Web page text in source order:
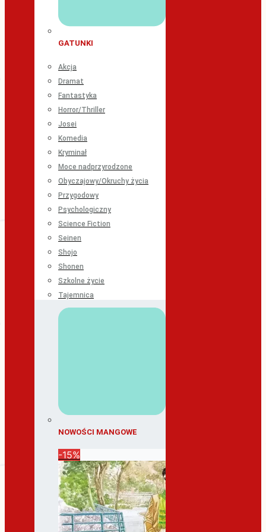
GATUNKI
Akcja
Dramat
Fantastyka
Horror/Thriller
Josei
Komedia
Kryminał
Moce nadprzyrodzone
Obyczajowy/Okruchy życia
Przygodowy
Psychologiczny
Science Fiction
Seinen
Shojo
Shonen
Szkolne życie
Tajemnica
NOWOŚCI MANGOWE
-15%